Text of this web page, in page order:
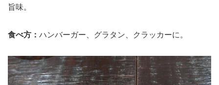
旨味。
食べ方： ハンバーガー、グラタン、クラッカーに。